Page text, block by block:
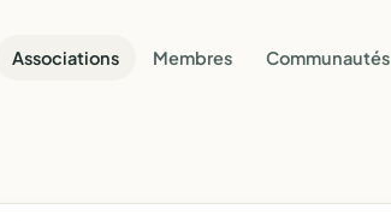
Associations Membres Communautés